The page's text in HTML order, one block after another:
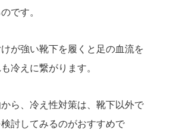
です。
が強い靴下を履くと足の血流を
冷えに繋がります。
ら、冷え性対策は、靴下以外で
討してみるのがおすすめで